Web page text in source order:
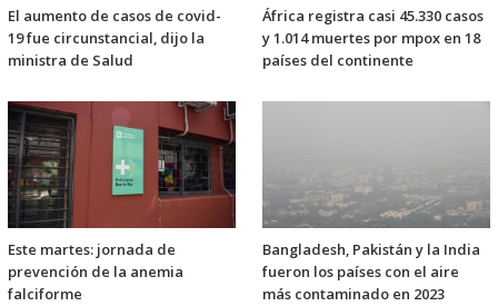
El aumento de casos de covid-
19 fue circunstancial, dijo la
ministra de Salud
África registra casi 45.330 casos
y 1.014 muertes por mpox en 18
países del continente
Este martes: jornada de
prevención de la anemia
falciforme
Bangladesh, Pakistán y la India
fueron los países con el aire
más contaminado en 2023